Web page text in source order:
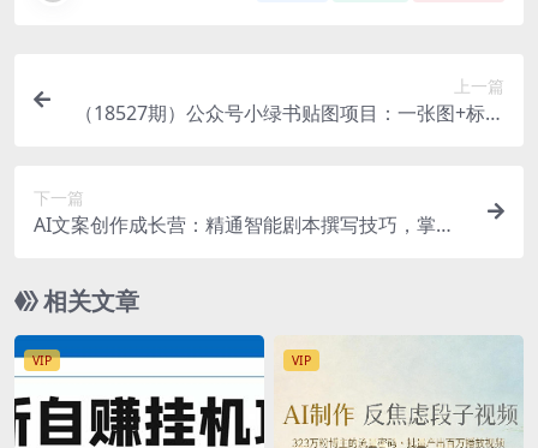
上一篇
（18527期）公众号小绿书贴图项目：一张图+标题
下一篇
AI文案创作成长营：精通智能剧本撰写技巧，掌握
相关文章
VIP VIP